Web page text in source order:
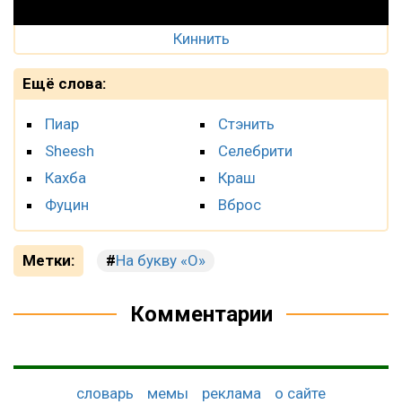
Киннить
Ещё слова:
Пиар
Sheesh
Кахба
Фуцин
Стэнить
Селебрити
Краш
Вброс
Метки: На букву «О»
Комментарии
словарь мемы реклама о сайте